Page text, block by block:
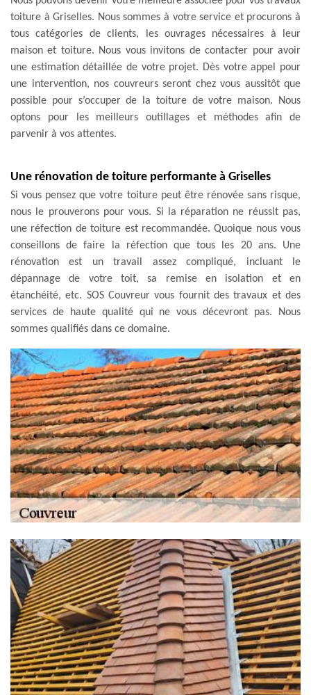
toiture à Griselles. Nous sommes à votre service et procurons à
tous catégories de clients, les ouvrages nécessaires à leur
maison et toiture. Nous vous invitons de contacter pour avoir
une estimation détaillée de votre projet. Dès votre appel pour
une intervention, nos couvreurs seront chez vous aussitôt que
possible pour s’occuper de la toiture de votre maison. Nous
optons pour les meilleurs outillages et méthodes afin de
parvenir à vos attentes.
Une rénovation de toiture performante à Griselles
Si vous pensez que votre toiture peut être rénovée sans risque,
nous le prouverons pour vous. Si la réparation ne réussit pas,
une réfection de toiture est recommandée. Quoique nous vous
conseillons de faire la réfection que tous les 20 ans. Une
rénovation est un travail assez compliqué, incluant le
dépannage de votre toit, sa remise en isolation et en
étanchéité, etc. SOS Couvreur vous fournit des travaux et des
services de haute qualité qui ne vous décevront pas. Nous
sommes qualifiés dans ce domaine.